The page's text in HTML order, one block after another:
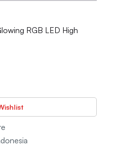
RGB LED High